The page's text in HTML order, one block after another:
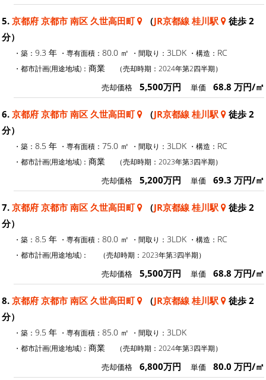
5. 京都府 京都市 南区 久世高田町 （JR京都線 桂川駅
徒歩 2
分）
・築： 9.3 年 ・専有面積： 80.0 ㎡ ・間取り： 3LDK ・構造： RC
・都市計画(用途地域)： 商業 （売却時期：2024年第2四半期）
売却価格 5,500万円 単価 68.8 万円/㎡
6. 京都府 京都市 南区 久世高田町 （JR京都線 桂川駅
徒歩 2
分）
・築： 8.5 年 ・専有面積： 75.0 ㎡ ・間取り： 3LDK ・構造： RC
・都市計画(用途地域)： 商業 （売却時期：2023年第3四半期）
売却価格 5,200万円 単価 69.3 万円/㎡
7. 京都府 京都市 南区 久世高田町 （JR京都線 桂川駅
徒歩 2
分）
・築： 8.5 年 ・専有面積： 80.0 ㎡ ・間取り： 3LDK ・構造： RC
・都市計画(用途地域)： （売却時期：2023年第3四半期）
売却価格 5,500万円 単価 68.8 万円/㎡
8. 京都府 京都市 南区 久世高田町 （JR京都線 桂川駅
徒歩 2
分）
・築： 9.5 年 ・専有面積： 85.0 ㎡ ・間取り： 3LDK
・都市計画(用途地域)： 商業 （売却時期：2024年第3四半期）
売却価格 6,800万円 単価 80.0 万円/㎡